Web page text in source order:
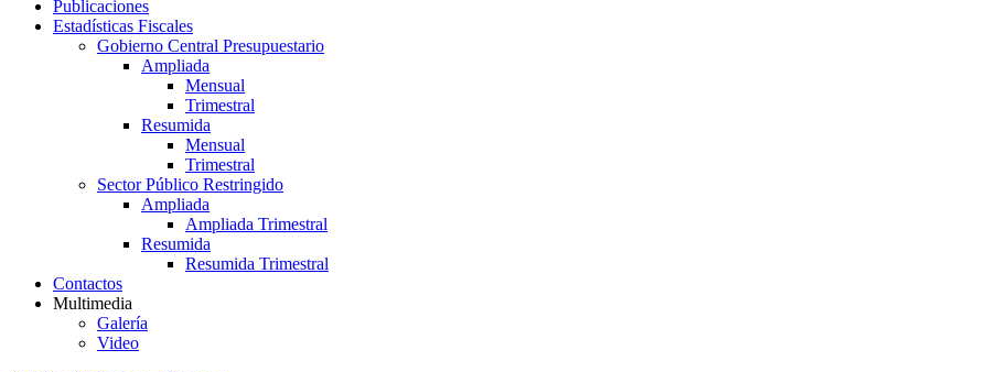
Publicaciones
Estadísticas Fiscales
Gobierno Central Presupuestario
Ampliada
Mensual
Trimestral
Resumida
Mensual
Trimestral
Sector Público Restringido
Ampliada
Ampliada Trimestral
Resumida
Resumida Trimestral
Contactos
Multimedia
Galería
Video